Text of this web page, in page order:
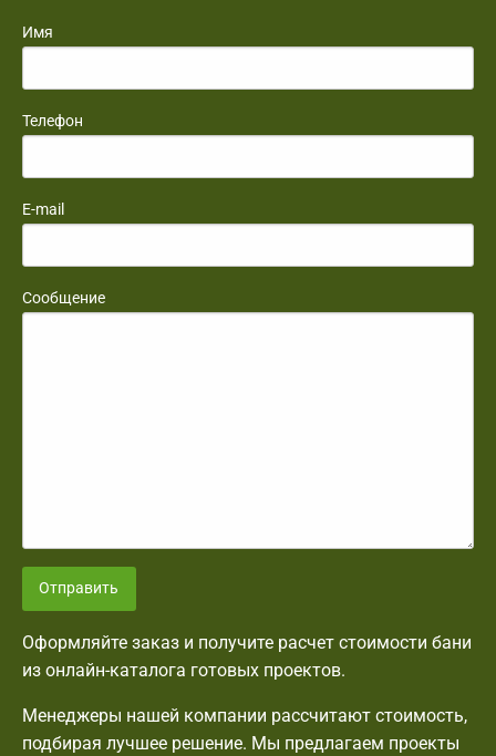
Имя
Телефон
E-mail
Сообщение
Отправить
Оформляйте заказ и получите расчет стоимости бани
из онлайн-каталога готовых проектов.
Менеджеры нашей компании рассчитают стоимость,
подбирая лучшее решение. Мы предлагаем проекты